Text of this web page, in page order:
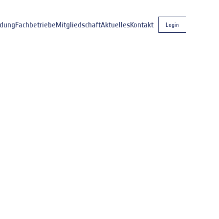
FachbetriebeMitgliedschaftAktuellesKontakt Login